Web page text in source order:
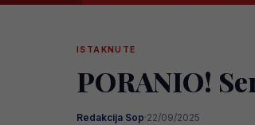
ISTAKNUTE
PORANIO!
Redakcija Sop·22/09/2025